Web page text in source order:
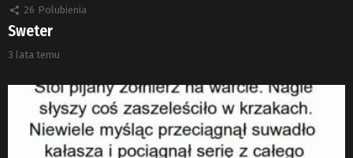
26 Polubienia
Sweter
3 lata temu